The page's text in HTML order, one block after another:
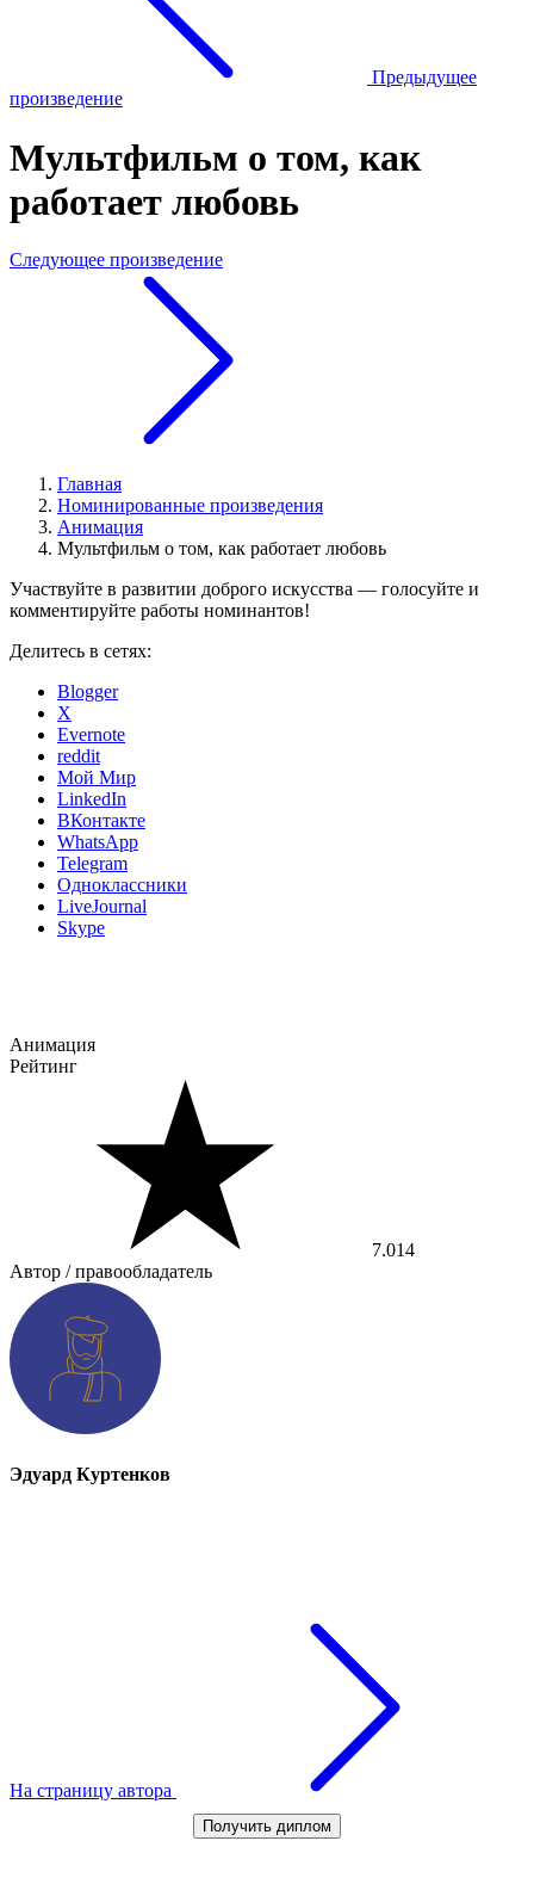
Предыдущее
произведение
Мультфильм о том, как
работает любовь
Следующее произведение
Главная
Номинированные произведения
Анимация
Мультфильм о том, как работает любовь
Участвуйте в развитии доброго искусства — голосуйте и
комментируйте работы номинантов!
Делитесь в сетях:
Blogger
X
Evernote
reddit
Мой Мир
LinkedIn
ВКонтакте
WhatsApp
Telegram
Одноклассники
LiveJournal
Skype
Анимация
Рейтинг
7.014
Автор / правообладатель
Эдуард Куртенков
На страницу автора
Получить диплом